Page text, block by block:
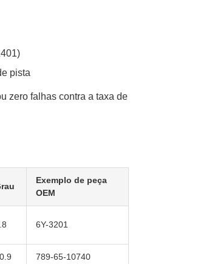
pista
zero falhas contra a taxa de
Exemplo de peça
OEM
6Y-3201
789-65-10740